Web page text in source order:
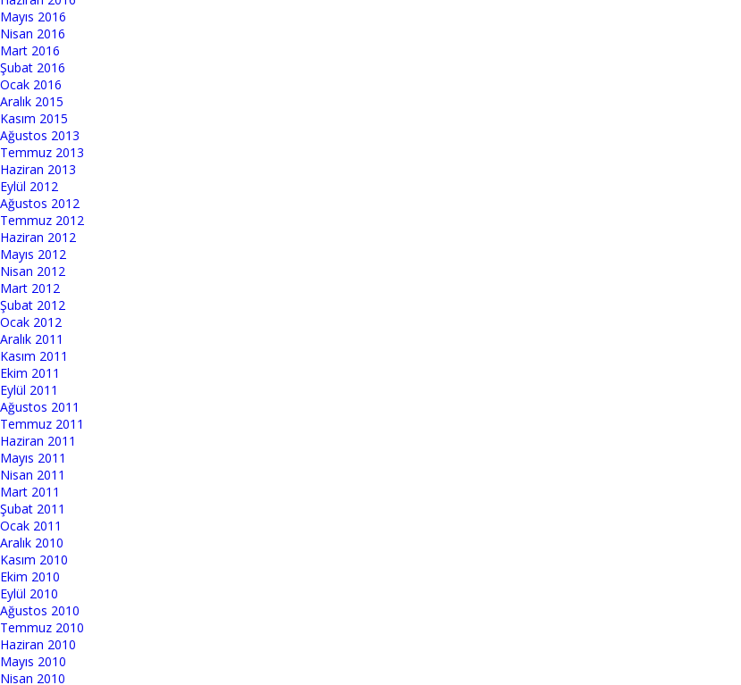
Mayıs 2016
Nisan 2016
Mart 2016
Şubat 2016
Ocak 2016
Aralık 2015
Kasım 2015
Ağustos 2013
Temmuz 2013
Haziran 2013
Eylül 2012
Ağustos 2012
Temmuz 2012
Haziran 2012
Mayıs 2012
Nisan 2012
Mart 2012
Şubat 2012
Ocak 2012
Aralık 2011
Kasım 2011
Ekim 2011
Eylül 2011
Ağustos 2011
Temmuz 2011
Haziran 2011
Mayıs 2011
Nisan 2011
Mart 2011
Şubat 2011
Ocak 2011
Aralık 2010
Kasım 2010
Ekim 2010
Eylül 2010
Ağustos 2010
Temmuz 2010
Haziran 2010
Mayıs 2010
Nisan 2010